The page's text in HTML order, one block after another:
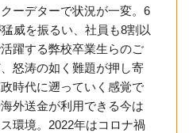
ーデターで状況が一変。6
威を振るい、社員も8割以
躍する弊校卒業生らのご
怒涛の如く難題が押し寄
時代に遡っていく感覚で
外送金が利用できる今は
環境。2022年はコロナ禍